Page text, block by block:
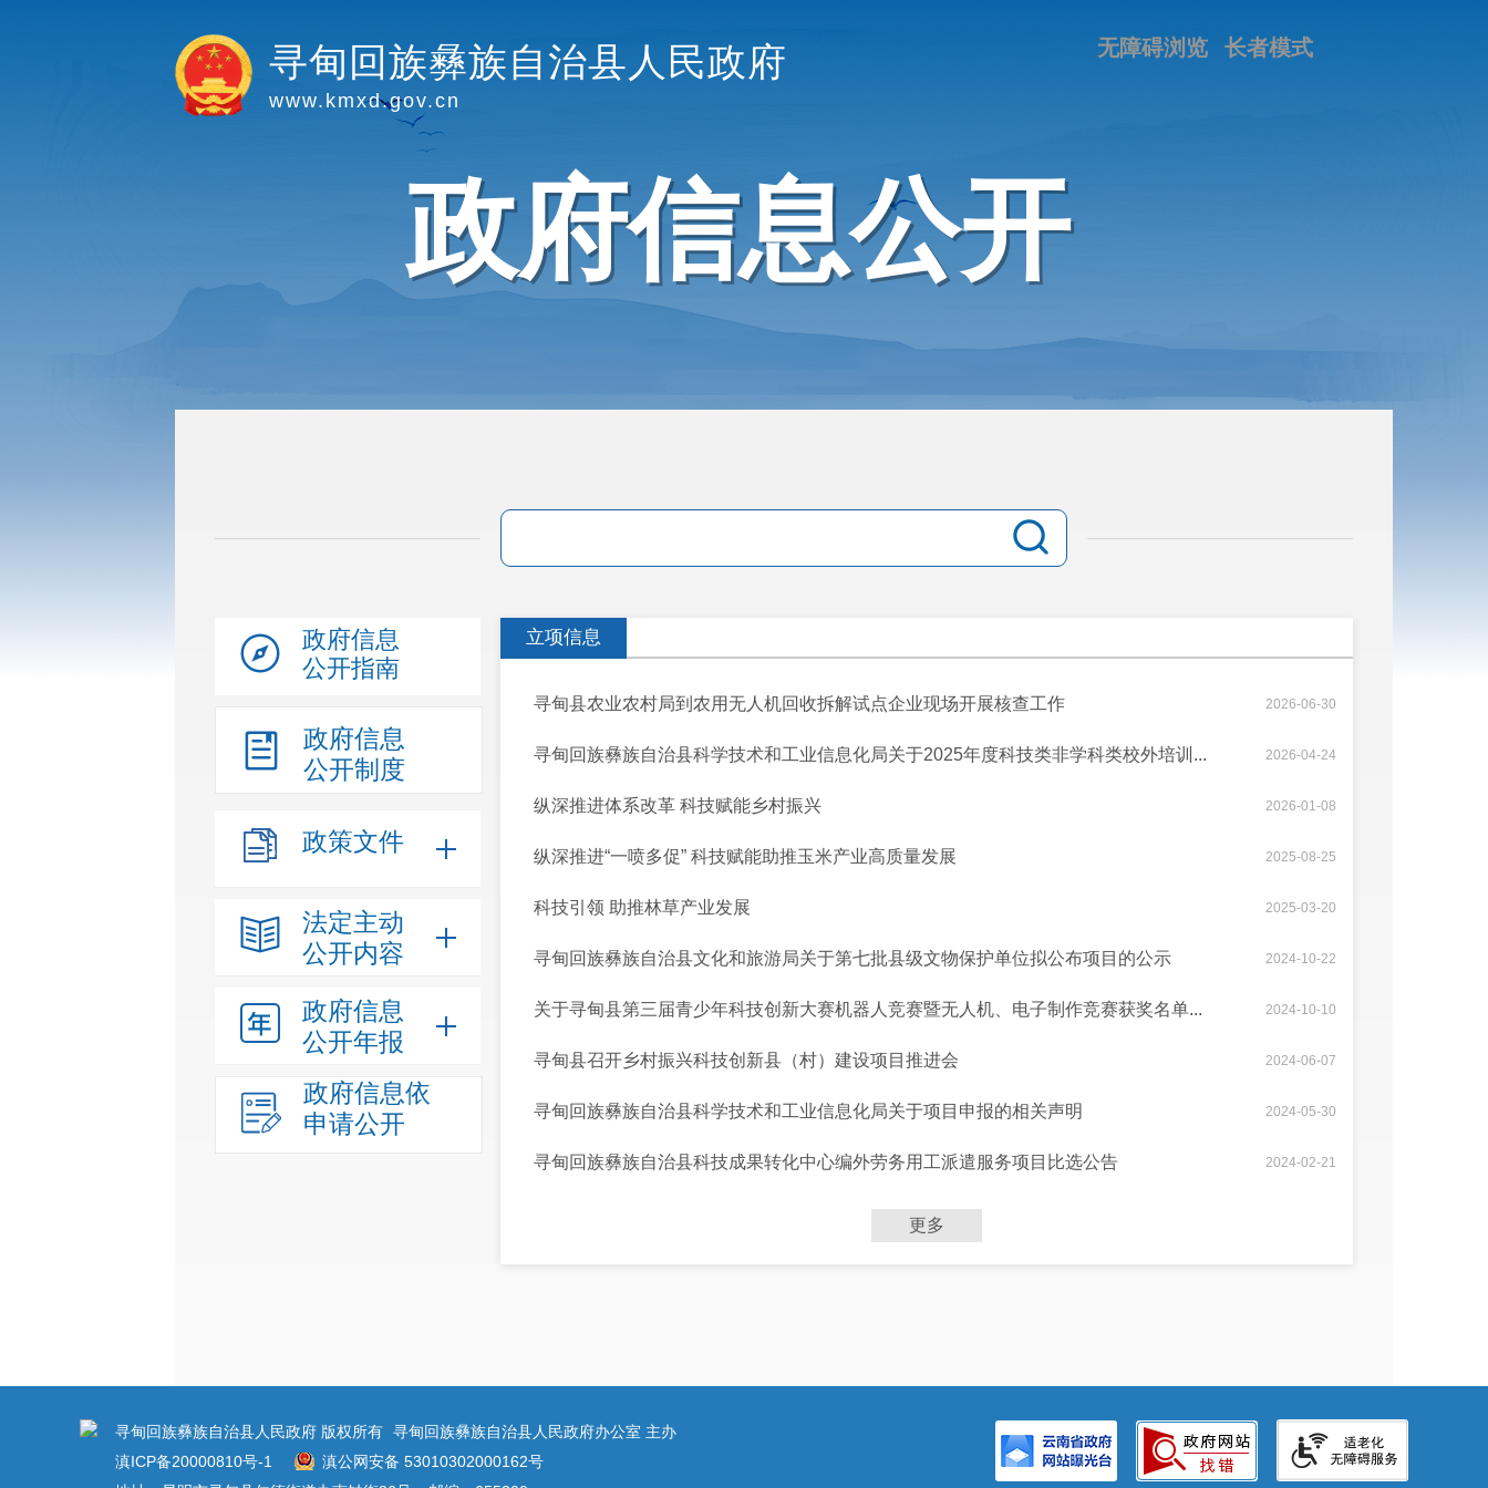
长者模式
无障碍浏览
寻甸回族彝族自治县人民政府
www.kmxd.gov.cn
政府信息公开
政府信息
公开指南
政府信息
公开制度
政策文件
法定主动
公开内容
政府信息
公开年报
政府信息依
申请公开
立项信息
寻甸县农业农村局到农用无人机回收拆解试点企业现场开展核查工作 2026-06-30
寻甸回族彝族自治县科学技术和工业信息化局关于2025年度科技类非学科类校外培训... 2026-04-24
纵深推进体系改革 科技赋能乡村振兴 2026-01-08
纵深推进“一喷多促” 科技赋能助推玉米产业高质量发展 2025-08-25
科技引领 助推林草产业发展 2025-03-20
寻甸回族彝族自治县文化和旅游局关于第七批县级文物保护单位拟公布项目的公示 2024-10-22
关于寻甸县第三届青少年科技创新大赛机器人竞赛暨无人机、电子制作竞赛获奖名单... 2024-10-10
寻甸县召开乡村振兴科技创新县（村）建设项目推进会 2024-06-07
寻甸回族彝族自治县科学技术和工业信息化局关于项目申报的相关声明 2024-05-30
寻甸回族彝族自治县科技成果转化中心编外劳务用工派遣服务项目比选公告 2024-02-21
更多
寻甸回族彝族自治县人民政府 版权所有 寻甸回族彝族自治县人民政府办公室 主办
滇ICP备20000810号-1
滇公网安备 53010302000162号